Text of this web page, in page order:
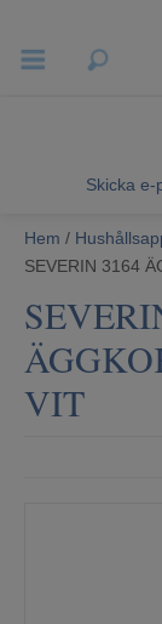
Sommarrea
Vitvaror
Luftvård och
Skicka e-
Hem /
SEVERIN 3164
VIT